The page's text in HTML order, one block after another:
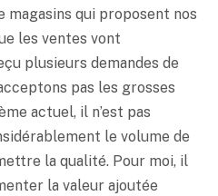
magasins qui proposent nos
les ventes vont
plusieurs demandes de
pas les grosses
actuel, il n’est pas
le volume de
la qualité. Pour moi, il
la valeur ajoutée